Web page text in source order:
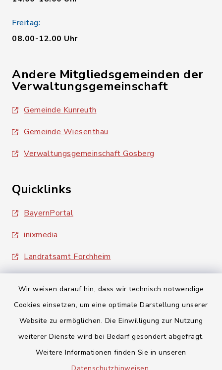
Wir weisen darauf hin, dass wir technisch notwendige
Cookies einsetzen, um eine optimale Darstellung unserer
Website zu ermöglichen. Die Einwilligung zur Nutzung
weiterer Dienste wird bei Bedarf gesondert abgefragt.
Weitere Informationen finden Sie in unseren
Freitag:
08.00-12.00 Uhr
Andere Mitgliedsgemeinden der
Verwaltungsgemeinschaft
Gemeinde Kunreuth
Gemeinde Wiesenthau
Verwaltungsgemeinschaft Gosberg
Quicklinks
BayernPortal
inixmedia
Landratsamt Forchheim
Barrierefreiheit